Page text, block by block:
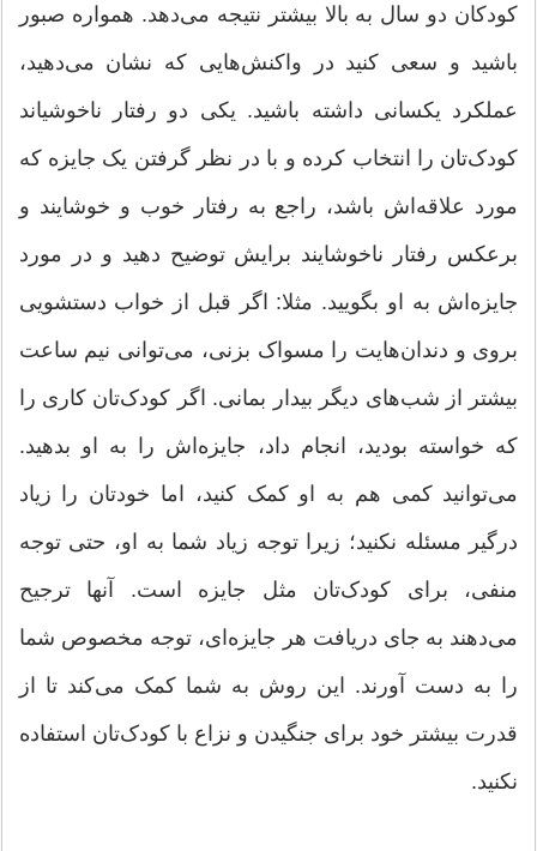
کودکان دو سال به بالا بیشتر نتیجه می‌دهد. همواره صبور
باشید و سعی کنید در واکنش‌هایی که نشان می‌دهید،
عملکرد یکسانی داشته باشید. یکی دو رفتار ناخوشیاند
کودک‌تان را انتخاب کرده و با در نظر گرفتن یک جایزه که
مورد علاقه‌اش باشد، راجع به رفتار خوب و خوشایند و
برعکس رفتار ناخوشایند برایش توضیح دهید و در مورد
جایزه‌اش به او بگویید. مثلا: اگر قبل از خواب دستشویی
بروی و دندان‌هایت را مسواک بزنی، می‌توانی نیم ساعت
بیشتر از شب‌های دیگر بیدار بمانی. اگر کودک‌تان کاری را
که خواسته بودید، انجام داد، جایزه‌اش را به او بدهید.
می‌توانید کمی هم به او کمک کنید، اما خودتان را زیاد
درگیر مسئله نکنید؛ زیرا توجه زیاد شما به او، حتی توجه
منفی، برای کودک‌تان مثل جایزه است. آنها ترجیح
می‌دهند به جای دریافت هر جایزه‌ای، توجه مخصوص شما
را به دست آورند. این روش به شما کمک می‌کند تا از
قدرت بیشتر خود برای جنگیدن و نزاع با کودک‌تان استفاده
نکنید.